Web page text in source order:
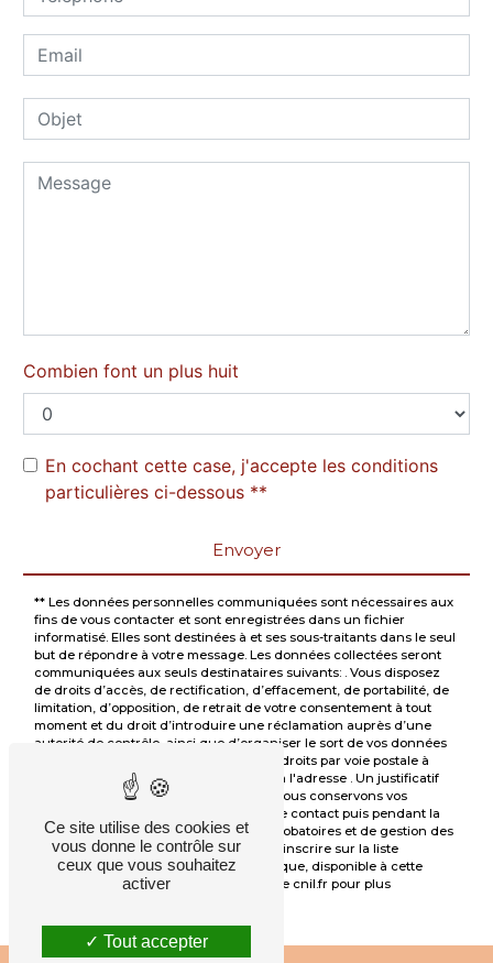
Combien font un plus huit
En cochant cette case, j'accepte les conditions
particulières ci-dessous **
Envoyer
** Les données personnelles communiquées sont nécessaires aux
fins de vous contacter et sont enregistrées dans un fichier
informatisé. Elles sont destinées à et ses sous-traitants dans le seul
but de répondre à votre message. Les données collectées seront
communiquées aux seuls destinataires suivants: . Vous disposez
de droits d’accès, de rectification, d’effacement, de portabilité, de
limitation, d’opposition, de retrait de votre consentement à tout
moment et du droit d’introduire une réclamation auprès d’une
autorité de contrôle, ainsi que d’organiser le sort de vos données
post-mortem. Vous pouvez exercer ces droits par voie postale à
l'adresse ou par courrier électronique à l'adresse . Un justificatif
d'identité pourra vous être demandé. Nous conservons vos
données pendant la période de prise de contact puis pendant la
durée de prescription légale aux fins probatoires et de gestion des
contentieux. Vous avez le droit de vous inscrire sur la liste
d'opposition au démarchage téléphonique, disponible à cette
Bloctel.gouv.fr
. Consultez le site cnil.fr pour plus
Ce site utilise des cookies et
vous donne le contrôle sur
ceux que vous souhaitez
activer
Tout accepter